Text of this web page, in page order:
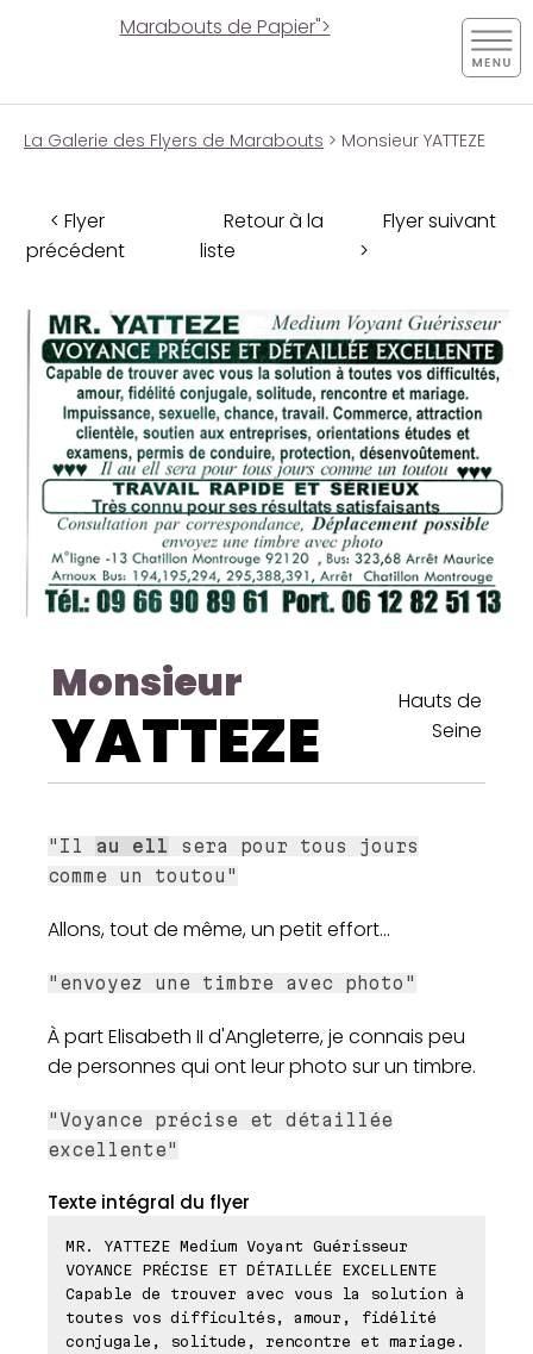
Marabouts de Papier">
La Galerie des Flyers de Marabouts > Monsieur YATTEZE
< Flyer
précédent
Retour à la
liste
Flyer suivant
>
Monsieur
YATTEZE
Hauts de
Seine
"Il au ell
sera pour tous jours
comme un toutou"
Allons, tout de même, un petit effort...
"envoyez une timbre avec photo"
À part Elisabeth II d'Angleterre, je connais peu
de personnes qui ont leur photo sur un timbre.
"Voyance précise et détaillée
excellente"
Texte intégral du flyer
MR. YATTEZE Medium Voyant Guérisseur
VOYANCE PRÉCISE ET DÉTAILLÉE EXCELLENTE
Capable de trouver avec vous la solution à
toutes vos difficultés, amour, fidélité
conjugale, solitude, rencontre et mariage.